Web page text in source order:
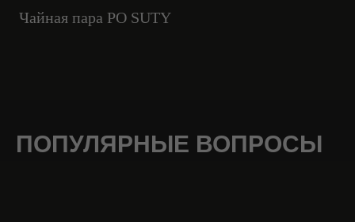
Чайная пара PO SUTY
ПОПУЛЯРНЫЕ ВОПРОСЫ